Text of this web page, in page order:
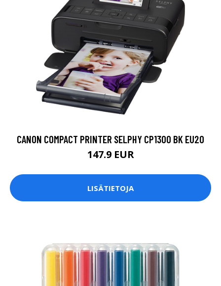
CANON COMPACT PRINTER SELPHY CP1300 BK EU20
147.9 EUR
LISÄTIETOJA